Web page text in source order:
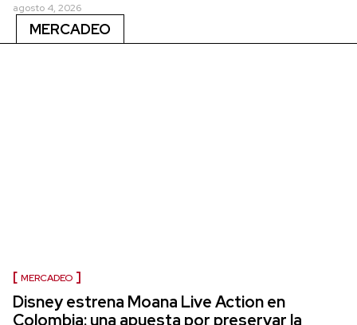
agosto 4, 2026
MERCADEO
MERCADEO
Disney estrena Moana Live Action en
Colombia: una apuesta por preservar la